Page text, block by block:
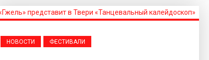
НОВОСТИ ФЕСТИВАЛИ